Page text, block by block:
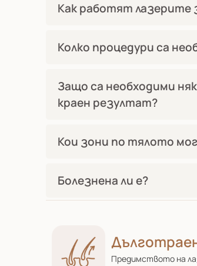
Предимството на
Как работят лазерите
Колко процедури са
Защо са необходими
краен резултат?
Кои зони по тялото
Болезнена ли е?